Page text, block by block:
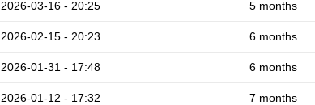
2026-03-16 - 20:25 5 months
2026-02-15 - 20:23 6 months
2026-01-31 - 17:48 6 months
2026-01-12 - 17:32 7 months